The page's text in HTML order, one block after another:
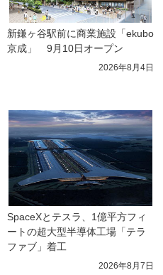
新鎌ヶ谷駅前に商業施設「ekubo
京成」　9月10日オープン
2026年8月4日
SpaceXとテスラ、1億平方フィ
ートの超大型半導体工場「テラ
ファブ」着工
2026年8月7日